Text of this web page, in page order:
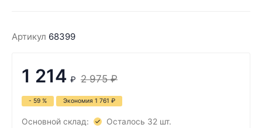
Артикул 68399
1 214 ₽ 2 975 ₽
- 59 % Экономия 1 761 ₽
Основной склад:
Осталось 32 шт.